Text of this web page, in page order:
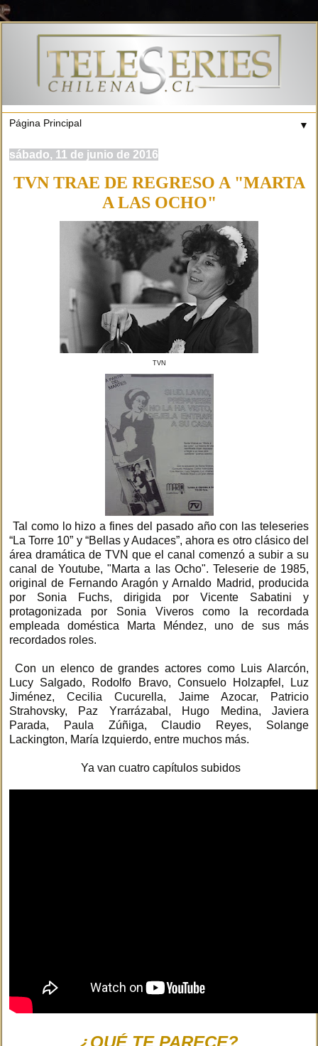
▼
sábado, 11 de junio de 2016
TVN TRAE DE REGRESO A "MARTA
A LAS OCHO"
TVN
Tal como lo hizo a fines del pasado año con las teleseries
“La Torre 10” y “Bellas y Audaces”, ahora es otro clásico del
área dramática de TVN que el canal comenzó a subir a su
canal de Youtube, "Marta a las Ocho". Teleserie de 1985,
original de Fernando Aragón y Arnaldo Madrid, producida
por Sonia Fuchs, dirigida por Vicente Sabatini y
protagonizada por Sonia Viveros como la recordada
empleada doméstica Marta Méndez, uno de sus más
recordados roles.
Con un elenco de grandes actores como Luis Alarcón,
Lucy Salgado, Rodolfo Bravo, Consuelo Holzapfel, Luz
Jiménez, Cecilia Cucurella, Jaime Azocar, Patricio
Strahovsky, Paz Yrarrázabal, Hugo Medina, Javiera
Parada, Paula Zúñiga, Claudio Reyes, Solange
Lackington, María Izquierdo, entre muchos más.
Ya van cuatro capítulos subidos
¿QUÉ TE PARECE?